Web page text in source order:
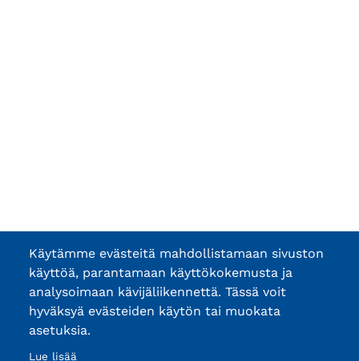
Käytämme evästeitä mahdollistamaan sivuston
käyttöä, parantamaan käyttökokemusta ja
analysoimaan kävijäliikennettä. Tässä voit
hyväksyä evästeiden käytön tai muokata
asetuksia.
Lue lisää